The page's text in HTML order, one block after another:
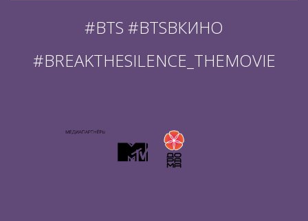
#BTS #BTSВКИНО
#BREAKTHESILENCE_THEMOVIE